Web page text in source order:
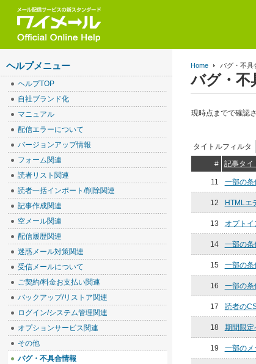
Home バグ・不具
バグ・不
現時点までで確認
タイトルフィルタ
#
記事タイ
11 一部の条
12 HTMLエ
13 オプト
14 一部の条
15 一部の条
16 一部の条
17 読者の
18 期間限
19 一部のメ
ヘルプメニュー
ヘルプTOP
自社ブランド化
マニュアル
配信エラーについて
バージョンアップ情報
フォーム関連
読者リスト関連
読者一括インポート/削除関連
記事作成関連
空メール関連
配信履歴関連
迷惑メール対策関連
受信メールについて
ご契約/料金お支払い関連
バックアップ/リストア関連
ログイン/システム管理関連
オプションサービス関連
その他
バグ・不具合情報